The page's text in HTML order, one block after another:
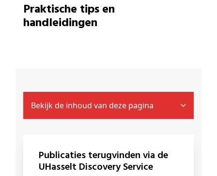
Praktische tips en
handleidingen
Bekijk de inhoud van deze pagina
Publicaties terugvinden via de
UHasselt Discovery Service